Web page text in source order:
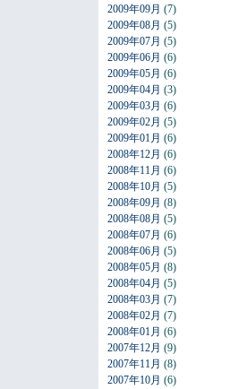
2009年09月 (7)
2009年08月 (5)
2009年07月 (5)
2009年06月 (6)
2009年05月 (6)
2009年04月 (3)
2009年03月 (6)
2009年02月 (5)
2009年01月 (6)
2008年12月 (6)
2008年11月 (6)
2008年10月 (5)
2008年09月 (8)
2008年08月 (5)
2008年07月 (6)
2008年06月 (5)
2008年05月 (8)
2008年04月 (5)
2008年03月 (7)
2008年02月 (7)
2008年01月 (6)
2007年12月 (9)
2007年11月 (8)
2007年10月 (6)